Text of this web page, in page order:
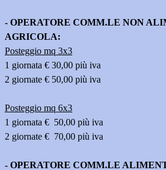
- OPERATORE COMM.LE NON
AGRICOLA:
Posteggio mq 3x3
1 giornata € 30,00 più iva
2 giornate € 50,00 più iva
Posteggio mq 6x3
1 giornata € 50,00 più iva
2 giornate € 70,00 più iva
- OPERATORE COMM.LE